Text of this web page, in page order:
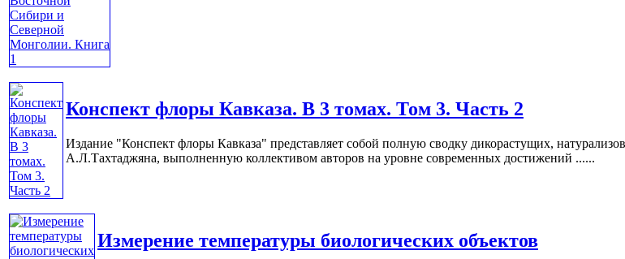
Конспект флоры Кавказа. В 3 томах. Том 3. Часть 2
Издание "Конспект флоры Кавказа" представляет собой полную сводку дикорастущих,
А.Л.Тахтаджяна, выполненную коллективом авторов на уровне современных достижений ......
Измерение температуры биологических объектов